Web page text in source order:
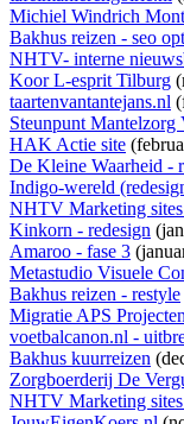
Michiel Windrich
Bakhus reizen - seo
NHTV- interne
Koor L-esprit Tilburg
taartenvantantejans.nl
Steunpunt Mantelzorg
HAK Actie site
De Kleine Waarheid -
Indigo-wereld
NHTV Marketing
Kinkorn - redesign
Amaroo - fase 3
Metastudio Visuele
Bakhus reizen - restyle
Migratie APS
voetbalcanon.nl -
Bakhus kuurreizen
Zorgboerderij De
NHTV Marketing sites